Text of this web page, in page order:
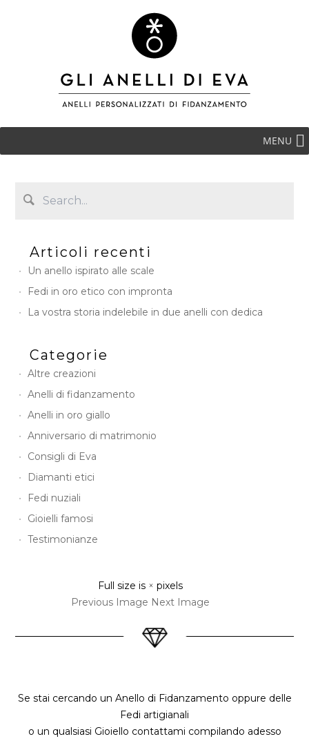
MENU
Articoli recenti
Un anello ispirato alle scale
Fedi in oro etico con impronta
La vostra storia indelebile in due anelli con dedica
Categorie
Altre creazioni
Anelli di fidanzamento
Anelli in oro giallo
Anniversario di matrimonio
Consigli di Eva
Diamanti etici
Fedi nuziali
Gioielli famosi
Testimonianze
Full size is ×pixels
Previous Image Next Image
Se stai cercando un Anello di Fidanzamento oppure delle
Fedi artigianali
o un qualsiasi Gioiello contattami compilando adesso